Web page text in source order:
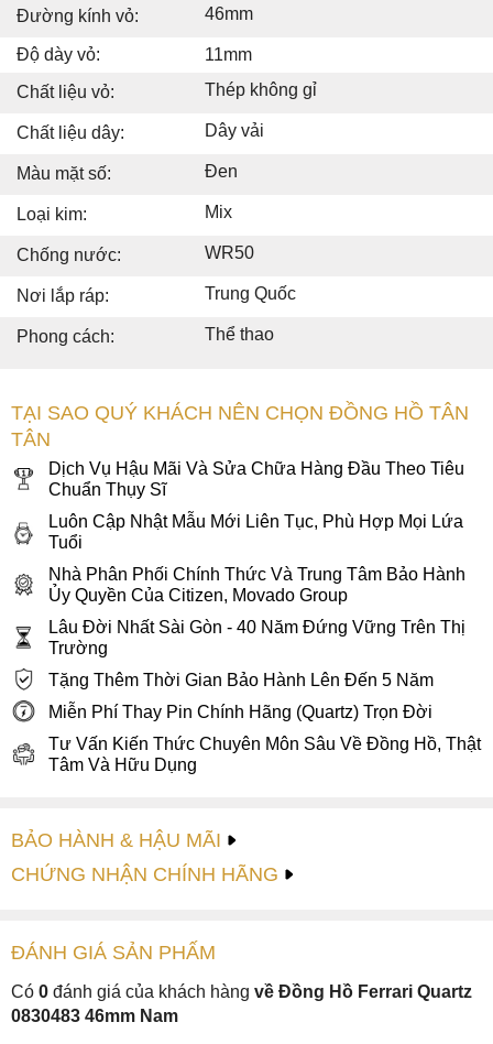
Đường kính vỏ: 46mm
Độ dày vỏ:
11mm
Chất liệu vỏ:
Thép không gỉ
Chất liệu dây: Dây vải
Màu mặt số: Đen
Loại kim: Mix
Chống nước: WR50
Nơi lắp ráp: Trung Quốc
Phong cách: Thể thao
TẠI SAO QUÝ KHÁCH NÊN CHỌN ĐỒNG HỒ TÂN
TÂN
Dịch Vụ Hậu Mãi Và Sửa Chữa Hàng Đầu Theo Tiêu
Chuẩn Thụy Sĩ
Luôn Cập Nhật Mẫu Mới Liên Tục, Phù Hợp Mọi Lứa
Tuổi
Nhà Phân Phối Chính Thức Và Trung Tâm Bảo Hành
Ủy Quyền Của Citizen, Movado Group
Lâu Đời Nhất Sài Gòn - 40 Năm Đứng Vững Trên Thị
Trường
Tặng Thêm Thời Gian Bảo Hành Lên Đến 5 Năm
Miễn Phí Thay Pin Chính Hãng (Quartz) Trọn Đời
Tư Vấn Kiến Thức Chuyên Môn Sâu Về Đồng Hồ, Thật
Tâm Và Hữu Dụng
BẢO HÀNH & HẬU MÃI
CHỨNG NHẬN CHÍNH HÃNG
ĐÁNH GIÁ SẢN PHẤM
Có 0 đánh giá của khách hàng về Đồng Hồ Ferrari Quartz
0830483 46mm Nam